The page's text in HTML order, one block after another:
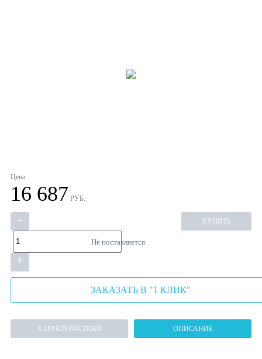
Цена:
16 687 РУБ.
-
+
КУПИТЬ
Не поставляется
ЗАКАЗАТЬ В "1 КЛИК"
ХАРАКТЕРИСТИКИ ОПИСАНИЕ